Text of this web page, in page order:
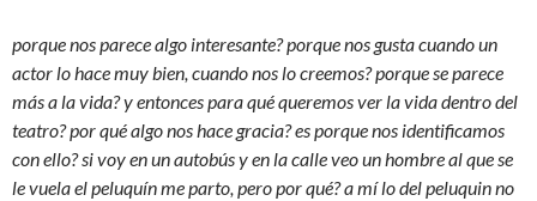
porque nos parece algo interesante? porque nos gusta cuando un
actor lo hace muy bien, cuando nos lo creemos? porque se parece
más a la vida? y entonces para qué queremos ver la vida dentro del
teatro? por qué algo nos hace gracia? es porque nos identificamos
con ello? si voy en un autobús y en la calle veo un hombre al que se
le vuela el peluquín me parto, pero por qué? a mí lo del peluquin no